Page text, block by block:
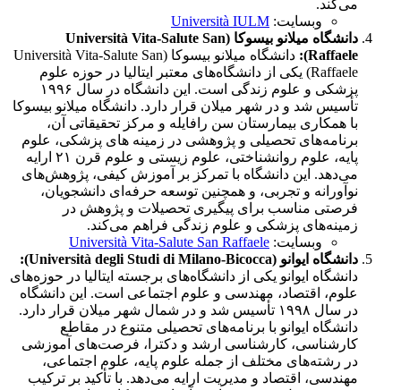
می‌کند.
وبسایت: Università IULM
دانشگاه میلانو بیسوکا (Università Vita-Salute San
Raffaele):
دانشگاه میلانو بیسوکا (Università Vita-Salute San
Raffaele) یکی از دانشگاه‌های معتبر ایتالیا در حوزه علوم
پزشکی و علوم زندگی است. این دانشگاه در سال ۱۹۹۶
تأسیس شد و در شهر میلان قرار دارد. دانشگاه میلانو بیسوکا
با همکاری بیمارستان سن رافایله و مرکز تحقیقاتی آن،
برنامه‌های تحصیلی و پژوهشی در زمینه های پزشکی، علوم
پایه، علوم روانشناختی، علوم زیستی و علوم قرن ۲۱ ارایه
می‌دهد. این دانشگاه با تمرکز بر آموزش کیفی، پژوهش‌های
نوآورانه و تجربی، و همچنین توسعه حرفه‌ای دانشجویان،
فرصتی مناسب برای پیگیری تحصیلات و پژوهش در
زمینه‌های پزشکی و علوم زندگی فراهم می‌کند.
وبسایت: Università Vita-Salute San Raffaele
دانشگاه ایوانو (Università degli Studi di Milano-Bicocca):
دانشگاه ایوانو یکی از دانشگاه‌های برجسته ایتالیا در حوزه‌های
علوم، اقتصاد، مهندسی و علوم اجتماعی است. این دانشگاه
در سال ۱۹۹۸ تأسیس شد و در شمال شهر میلان قرار دارد.
دانشگاه ایوانو با برنامه‌های تحصیلی متنوع در مقاطع
کارشناسی، کارشناسی ارشد و دکترا، فرصت‌های آموزشی
در رشته‌های مختلف از جمله علوم پایه، علوم اجتماعی،
مهندسی، اقتصاد و مدیریت ارایه می‌دهد. با تأکید بر ترکیب